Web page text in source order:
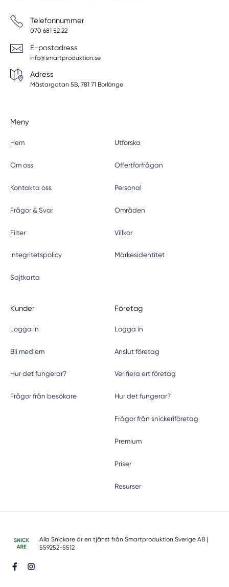
Telefonnummer
070 681 52 22
E-postadress
info@smartproduktion.se
Adress
Mästargatan 5B, 781 71 Borlänge
Meny
Hem Utforska
Om oss Offertförfrågan
Kontakta oss Personal
Frågor & Svar Områden
Filter Villkor
Integritetspolicy Märkesidentitet
Sajtkarta
Kunder
Logga in
Bli medlem
Hur det fungerar?
Frågor från besökare
Företag
Logga in
Anslut företag
Verifiera ert företag
Hur det fungerar?
Frågor från snickeriföretag
Premium
Priser
Resurser
Alla Snickare är en tjänst frånSmartproduktion Sverige AB |
559252-5512